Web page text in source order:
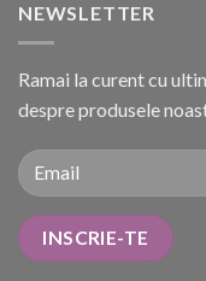
NEWSLETTER
Ramai la curent cu
despre produsele